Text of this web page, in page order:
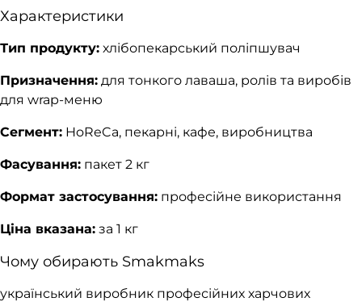
Характеристики
Тип продукту: хлібопекарський поліпшувач
Призначення: для тонкого лаваша, ролів та виробів
для wrap-меню
Сегмент: HoReCa, пекарні, кафе, виробництва
Фасування: пакет 2 кг
Формат застосування: професійне використання
Ціна вказана: за 1 кг
Чому обирають Smakmaks
український виробник професійних харчових